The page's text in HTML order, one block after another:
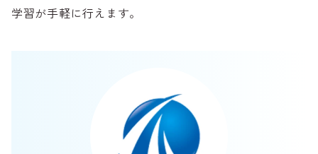
学習が手軽に行えます。